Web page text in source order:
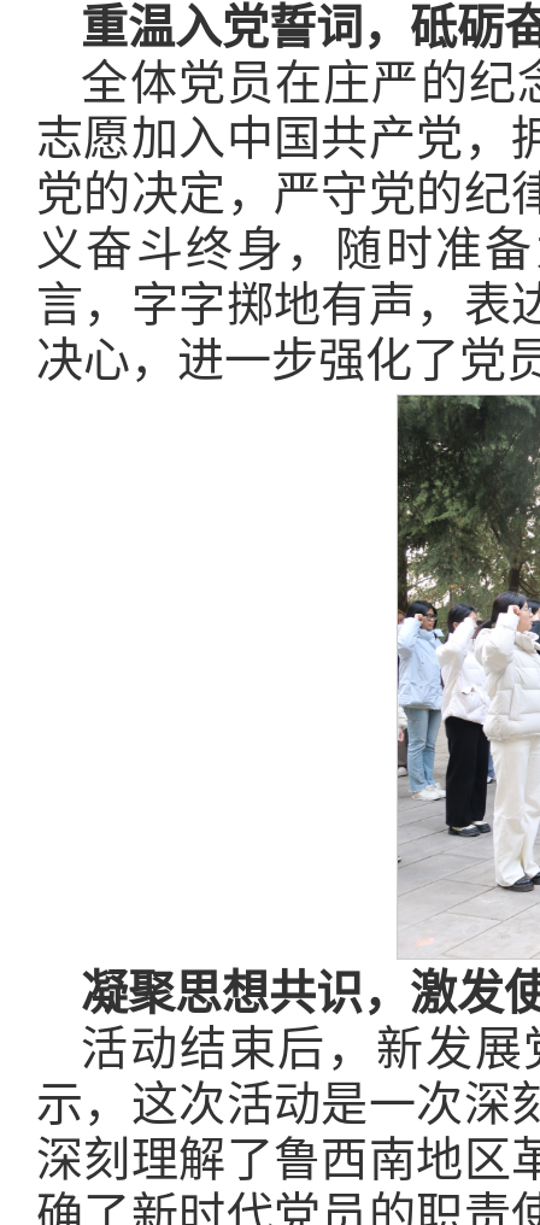
重温入党誓词，砥砺
全体党员在庄严的纪
志愿加入中国共产党，
党的决定，严守党的纪
义奋斗终身，随时准
言，字字掷地有声，表
决心，进一步强化了党
凝聚思想共识，激发
活动结束后，新发
示，这次活动是一次深
深刻理解了鲁西南地区
确了新时代党员的职责